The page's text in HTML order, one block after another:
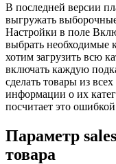
В последней версии
выгружать
Настройки в поле
выбрать
хотим загрузить всю
включать каждую
сделать товары из
информации о их
посчитает это
Параметр
товара